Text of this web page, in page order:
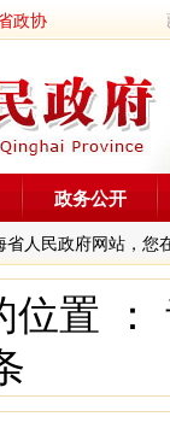
政协
省人民政府网站，您
政务公开
置 ：